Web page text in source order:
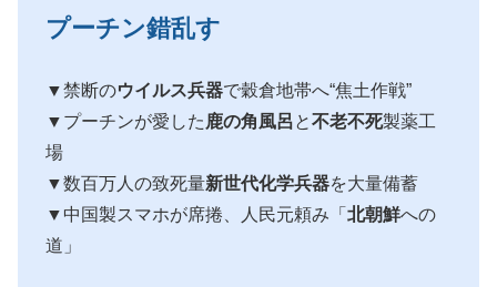
プーチン錯乱す
▼禁断のウイルス兵器で穀倉地帯へ“焦土作戦”
▼プーチンが愛した 鹿の角風呂と不老不死製薬工
場
▼数百万人の致死量新世代化学兵器を大量備蓄
▼中国製スマホが席捲、人民元頼み「 北朝鮮への
道」